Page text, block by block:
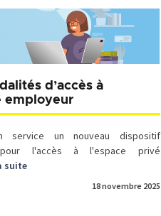
d’accès à
employeur
service un nouveau dispositif
pour l'accès à l'espace privé
suite
18 novembre 2025